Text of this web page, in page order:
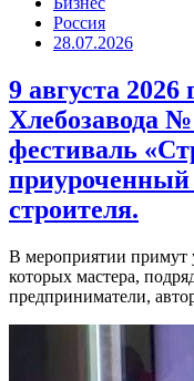
Россия
28.07.2026
9 августа 2026
Хлебозавода
фестиваль
строителя.
В мероприятии примут
которых мастера,
предприниматели,